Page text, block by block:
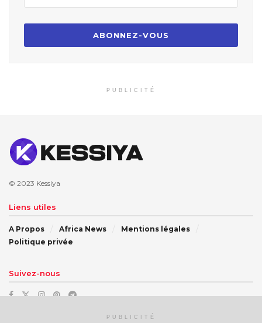
PUBLICITÉ
© 2023 Kessiya
Liens utiles
A Propos Africa News
Mentions légales
Politique privée
Suivez-nous
PUBLICITÉ